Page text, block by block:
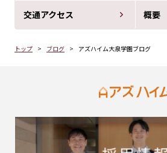
交通アクセス 概要
トップ ブログ アズハイム大泉学園ブログ